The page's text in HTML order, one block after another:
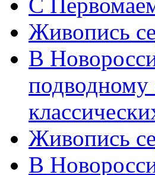
Живопись
В
подводному
Живопись
В